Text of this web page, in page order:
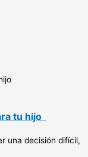
tu hijo
una decisión difícil,